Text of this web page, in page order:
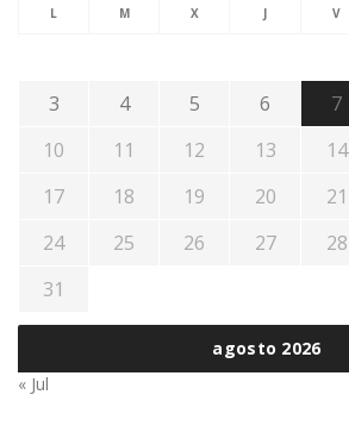
agosto 2026
L M X J V
3
4 5 6 7
10
11 12 13 14
17
18 19 20 21
24
25 26 27 28
31
« Jul